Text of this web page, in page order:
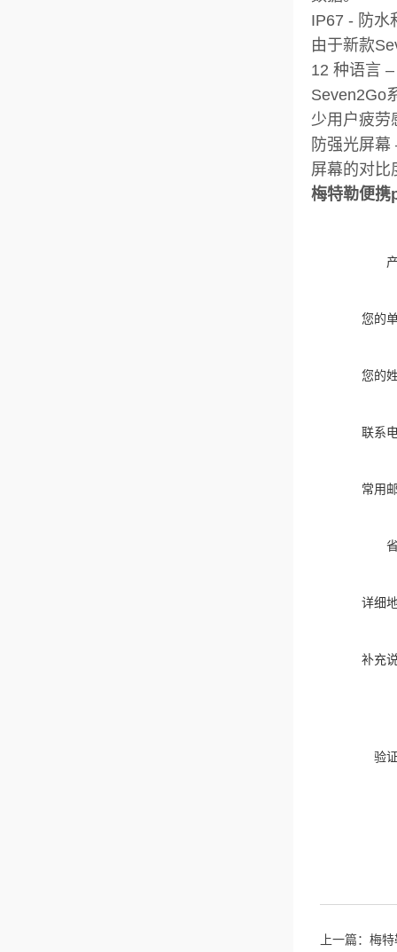
IP67 - 防水
由于新款
12 种语言
Seven2Go
少用户疲劳
防强光屏
屏幕的对比
梅特勒便
您的
您的
联系
常用
详细
补充
验
上一篇： 梅